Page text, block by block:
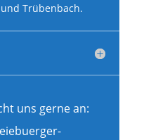
Trübenbach.
uns gerne an: